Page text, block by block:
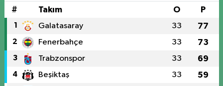
# Takım O P
1 Galatasaray 33 77
2 Fenerbahçe 33 73
3 Trabzonspor 33 69
4 Beşiktaş 33 59